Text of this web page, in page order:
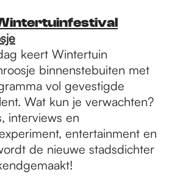
keert Wintertuin
binnenstebuiten met
vol gevestigde
Wat kun je verwachten?
interviews en
entertainment en
de nieuwe stadsdichter